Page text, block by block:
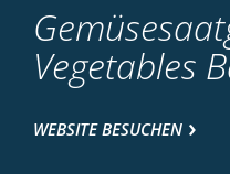
Vegetables
WEBSITE BESUCHEN